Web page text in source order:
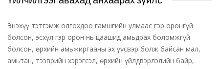
Энэхүү тэтгэмж олгохдоо гамшгийн улмаас гэр оронгүй
болсон, эсхүл гэр орон нь цаашид амьдрах боломжгүй
болсон, өрхийн амьжиргааны эх үүсвэр болж байсан мал,
амьтан, тээврийн хэрэгсэл, өрхийн үйлдвэрлэлийн байр,